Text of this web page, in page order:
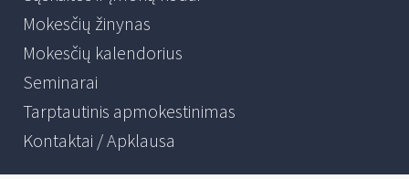
Mokesčių žinynas
Mokesčių kalendorius
Seminarai
Tarptautinis apmokestinimas
Kontaktai / Apklausa